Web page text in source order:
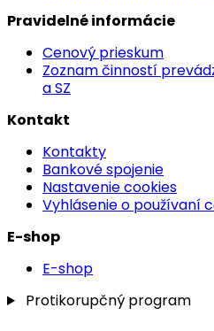
Pravidelné informácie
Cenový prieskum
Zoznam činností
a SZ
Kontakt
Kontakty
Bankové spojenie
Nastavenie cookies
Vyhlásenie o používaní
E-shop
E-shop
Protikorupčný program